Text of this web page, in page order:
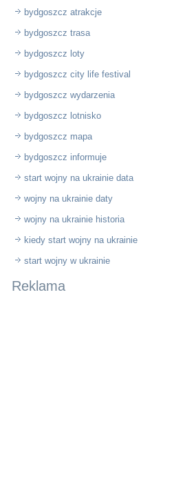
bydgoszcz atrakcje
bydgoszcz trasa
bydgoszcz loty
bydgoszcz city life festival
bydgoszcz wydarzenia
bydgoszcz lotnisko
bydgoszcz mapa
bydgoszcz informuje
start wojny na ukrainie data
wojny na ukrainie daty
wojny na ukrainie historia
kiedy start wojny na ukrainie
start wojny w ukrainie
Reklama